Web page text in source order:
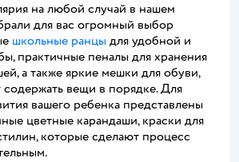
на любой случай в нашем
для вас огромный выбор
школьные ранцы для удобной и
практичные пеналы для хранения
а также яркие мешки для обуви,
вещи в порядке. Для
вашего ребенка представлены
цветные карандаши, краски для
которые сделают процесс